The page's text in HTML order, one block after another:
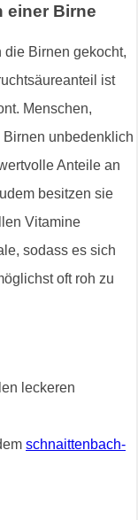
einer Birne
die Birnen gekocht,
ist
Menschen,
unbedenklich
Anteile an
besitzen sie
Vitamine
sodass es sich
oft roh zu
leckeren
schnaittenbach-